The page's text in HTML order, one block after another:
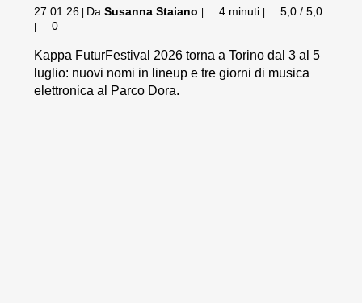
27.01.26 DaSusanna Staiano 4 minuti 5,0 / 5,0
0
Kappa FuturFestival 2026 torna a Torino dal 3 al 5
luglio: nuovi nomi in lineup e tre giorni di musica
elettronica al Parco Dora.